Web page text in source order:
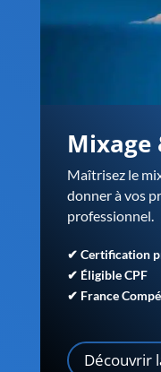
Mixage
Maîtrisez le
donner à vos
professionnel.
✔ Certification
✔ Éligible CPF
✔ France
Découvrir